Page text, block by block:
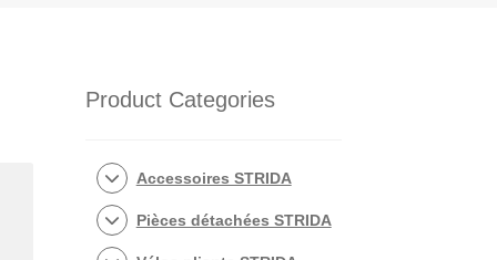
Product Categories
Accessoires STRIDA
Pièces détachées STRIDA